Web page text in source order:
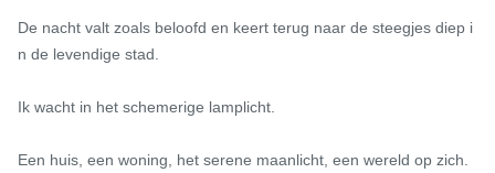
De nacht valt zoals beloofd en keert terug naar de steegjes diep i
n de levendige stad.
Ik wacht in het schemerige lamplicht.
Een huis, een woning, het serene maanlicht, een wereld op zich.